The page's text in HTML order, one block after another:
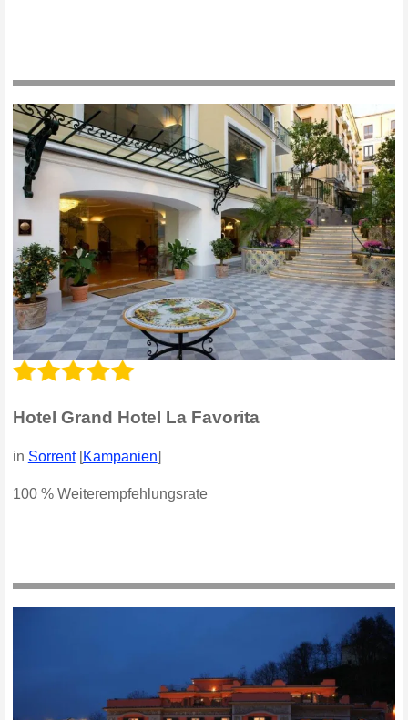
Hotel Grand Hotel La Favorita
in Sorrent[Kampanien]
100 % Weiterempfehlungsrate